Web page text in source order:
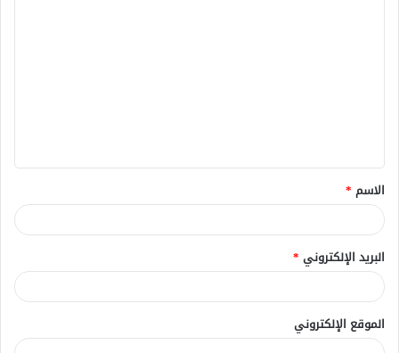
ق
*
الاسم *
البريد الإلكتروني *
الموقع الإلكتروني